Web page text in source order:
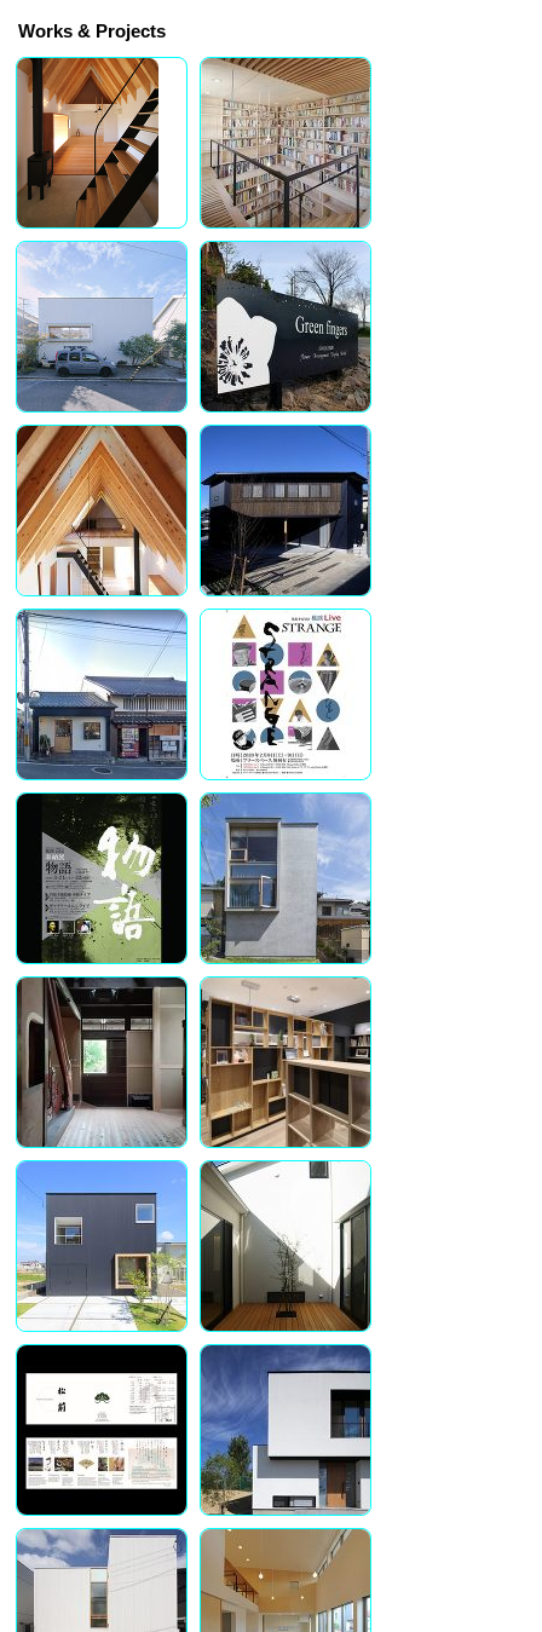
Works & Projects